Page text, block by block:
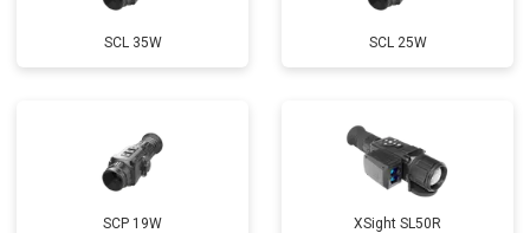
SCL 35W SCL 25W
SCP 19W ХSight SL50R